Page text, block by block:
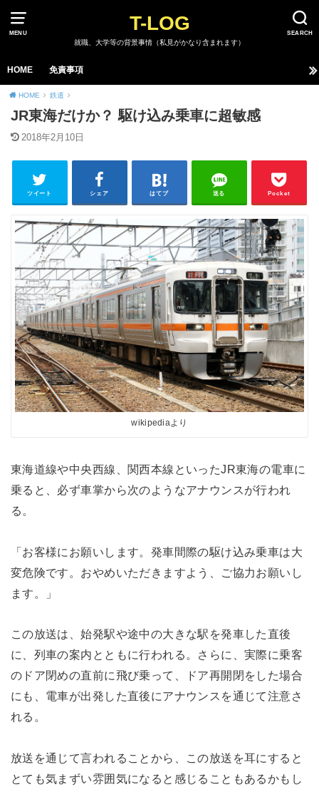
MENU SEARCH
T-LOG
就職、大学等の背景事情（私見がかなり含まれます）
HOME 免責事項
HOME 鉄道
JR東海だけか？ 駆け込み乗車に超敏感
2018年2月10日
ツイート シェア はてブ 送る Pocket
wikipediaより
東海道線や中央西線、関西本線といったJR東海の電車に
乗ると、必ず車掌から次のようなアナウンスが行われ
る。
「お客様にお願いします。発車間際の駆け込み乗車は大
変危険です。おやめいただきますよう、ご協力お願いし
ます。」
この放送は、始発駅や途中の大きな駅を発車した直後
に、列車の案内とともに行われる。さらに、実際に乗客
のドア閉めの直前に飛び乗って、ドア再開閉をした場合
にも、電車が出発した直後にアナウンスを通じて注意さ
れる。
放送を通じて言われることから、この放送を耳にすると
とても気まずい雰囲気になると感じることもあるかもし